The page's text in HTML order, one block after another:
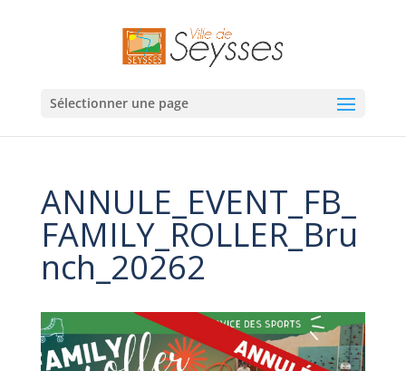
Sélectionner une page
ANNULE_EVENT_FB_
FAMILY_ROLLER_Bru
nch_20262